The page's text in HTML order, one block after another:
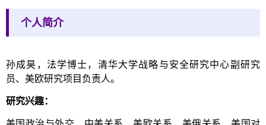
个人简介
孙成昊，法学博士，清华大学战略与安全研究中心副研究
员、美欧研究项目负责人。
研究兴趣：